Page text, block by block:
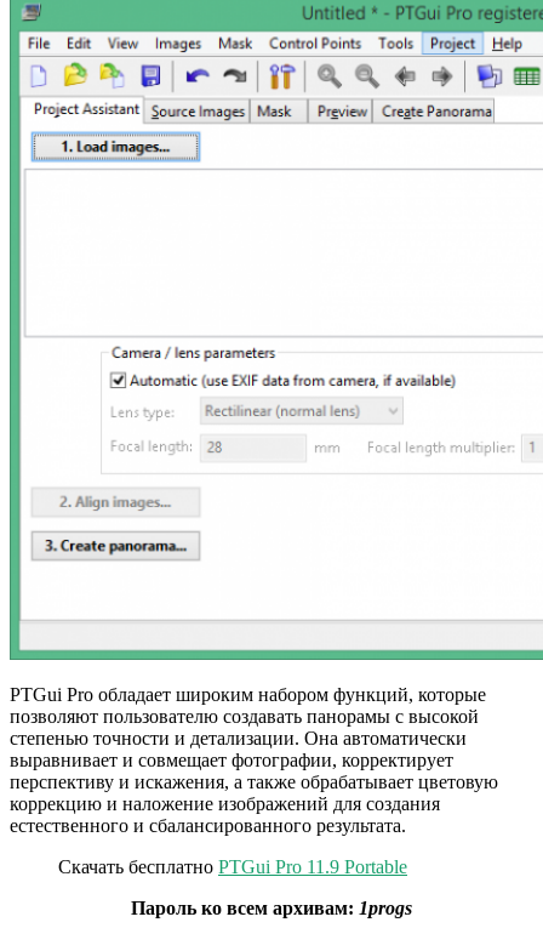
PTGui Pro обладает широким набором функций, которые
позволяют пользователю создавать панорамы с высокой
степенью точности и детализации. Она автоматически
выравнивает и совмещает фотографии, корректирует
перспективу и искажения, а также обрабатывает цветовую
коррекцию и наложение изображений для создания
естественного и сбалансированного результата.
Скачать бесплатно PTGui Pro 11.9 Portable
Пароль ко всем архивам: 1progs